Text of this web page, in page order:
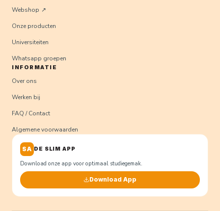
Webshop
Onze producten
Universiteiten
Whatsapp groepen
INFORMATIE
Over ons
Werken bij
FAQ / Contact
Algemene voorwaarden
SA DE SLIM APP
Download onze app voor optimaal studiegemak.
Download App